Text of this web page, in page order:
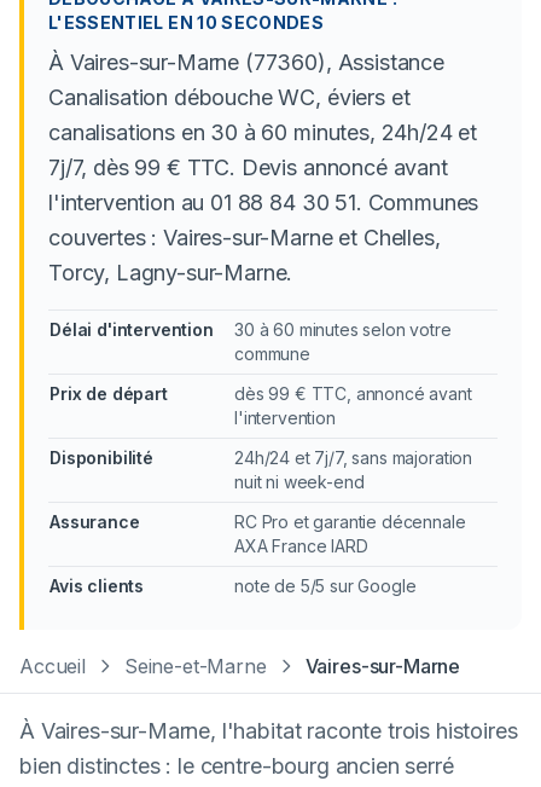
L'ESSENTIEL EN 10 SECONDES
À Vaires-sur-Marne (77360), Assistance
Canalisation débouche WC, éviers et
canalisations en 30 à 60 minutes, 24h/24 et
7j/7, dès 99 € TTC. Devis annoncé avant
l'intervention au 01 88 84 30 51. Communes
couvertes : Vaires-sur-Marne et Chelles,
Torcy, Lagny-sur-Marne.
Délai d'intervention
30 à 60 minutes selon votre
commune
Prix de départ
dès 99 € TTC, annoncé avant
l'intervention
Disponibilité
24h/24 et 7j/7, sans majoration
nuit ni week-end
Assurance
RC Pro et garantie décennale
AXA France IARD
Avis clients
note de 5/5 sur Google
Accueil Seine-et-Marne Vaires-sur-Marne
À Vaires-sur-Marne, l'habitat raconte trois histoires
bien distinctes : le centre-bourg ancien serré